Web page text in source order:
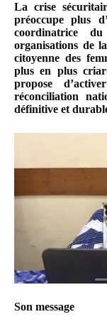
La crise
préoccupe plus
coordinatrice
organisations de
citoyenne des
plus en plus
propose
réconciliation
définitive et
Son message